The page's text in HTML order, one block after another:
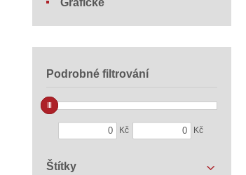
Grafické
Podrobné filtrování
Kč Kč
Štítky